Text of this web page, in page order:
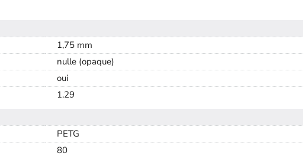
1,75 mm
nulle (opaque)
oui
1.29
PETG
80